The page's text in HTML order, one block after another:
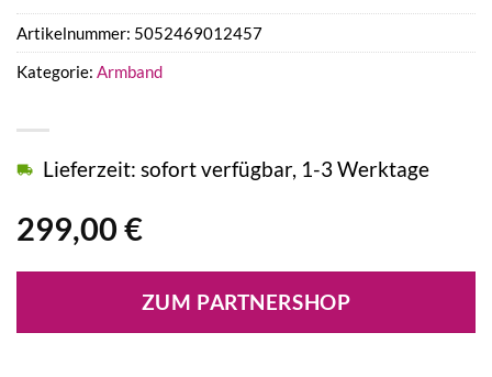
299,00 €
Lieferzeit: sofort verfügbar, 1-3 Werktage
ZUM PARTNERSHOP
Artikelnummer: 5052469012457
Kategorie: Armband